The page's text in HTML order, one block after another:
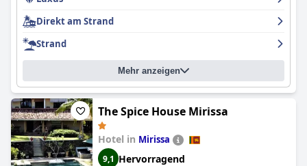
Direkt am Strand
Strand
Mehr anzeigen
The Spice House Mirissa
Hotel in Mirissa
9,1 Hervorragend